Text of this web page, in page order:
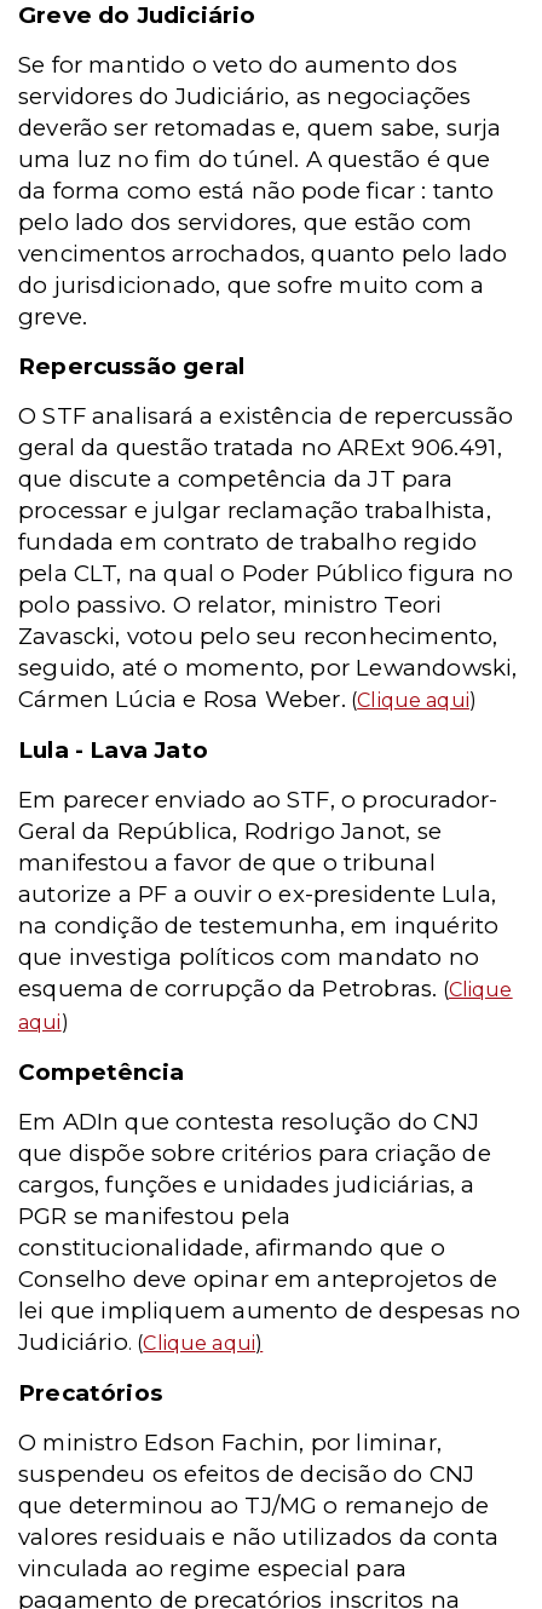
Greve do Judiciário
Se for mantido o veto do aumento dos
servidores do Judiciário, as negociações
deverão ser retomadas e, quem sabe, surja
uma luz no fim do túnel. A questão é que
da forma como está não pode ficar : tanto
pelo lado dos servidores, que estão com
vencimentos arrochados, quanto pelo lado
do jurisdicionado, que sofre muito com a
greve.
Repercussão geral
O STF analisará a existência de repercussão
geral da questão tratada no ARExt 906.491,
que discute a competência da JT para
processar e julgar reclamação trabalhista,
fundada em contrato de trabalho regido
pela CLT, na qual o Poder Público figura no
polo passivo. O relator, ministro Teori
Zavascki, votou pelo seu reconhecimento,
seguido, até o momento, por Lewandowski,
Cármen Lúcia e Rosa Weber. (Clique aqui)
Lula - Lava Jato
Em parecer enviado ao STF, o procurador-
Geral da República, Rodrigo Janot, se
manifestou a favor de que o tribunal
autorize a PF a ouvir o ex-presidente Lula,
na condição de testemunha, em inquérito
que investiga políticos com mandato no
esquema de corrupção da Petrobras. (Clique
aqui)
Competência
Em ADIn que contesta resolução do CNJ
que dispõe sobre critérios para criação de
cargos, funções e unidades judiciárias, a
PGR se manifestou pela
constitucionalidade, afirmando que o
Conselho deve opinar em anteprojetos de
lei que impliquem aumento de despesas no
Judiciário. (Clique aqui)
Precatórios
O ministro Edson Fachin, por liminar,
suspendeu os efeitos de decisão do CNJ
que determinou ao TJ/MG o remanejo de
valores residuais e não utilizados da conta
vinculada ao regime especial para
pagamento de precatórios inscritos na